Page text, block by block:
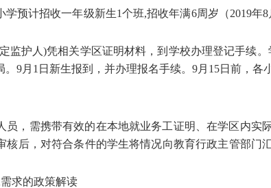
学预计招收一年级新生1个班,招收年满6周岁（2019年
监护人)凭相关学区证明材料，到学校办理登记手续
9月1日新生报到，并办理报名手续。9月15日前，
员，需携带有效的在本地就业务工证明、在学区内实
后，对符合条件的学生将情况向教育行政主管部门
求的政策解读